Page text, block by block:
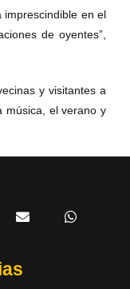
imprescindible en el
de oyentes”,
y visitantes a
música, el verano y